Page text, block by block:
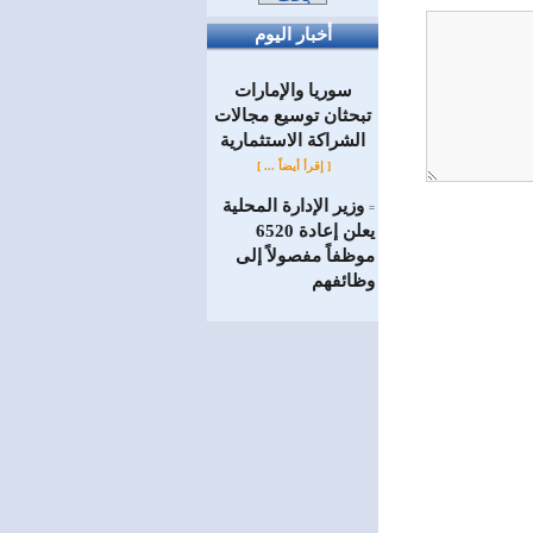
أخبار اليوم
سوريا والإمارات
تبحثان توسيع مجالات
الشراكة الاستثمارية
[ إقرأ أيضاً ... ]
= وزير الإدارة المحلية
يعلن إعادة 6520
موظفاً مفصولاً إلى
‏وظائفهم